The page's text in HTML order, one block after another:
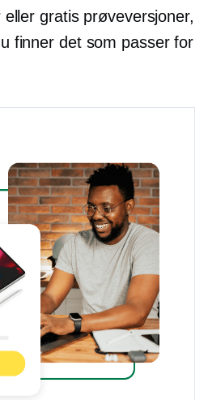
gratis prøveversjoner,
finner det som passer for